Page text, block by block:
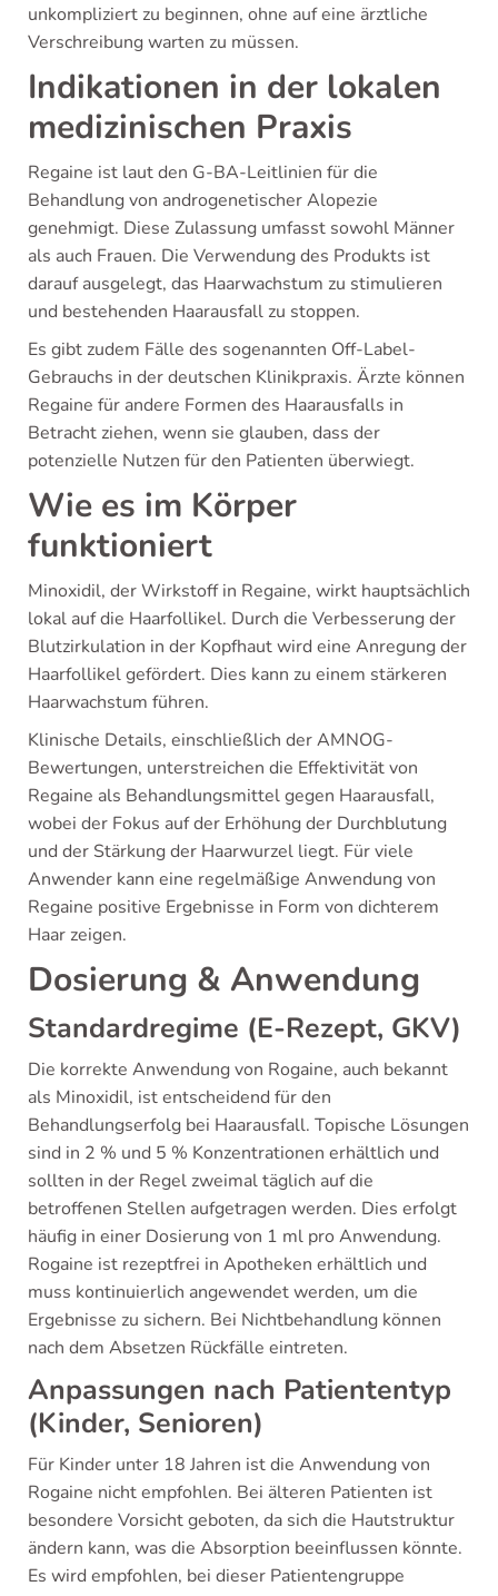
unkompliziert zu beginnen, ohne auf eine ärztliche
Verschreibung warten zu müssen.
Indikationen in der lokalen
medizinischen Praxis
Regaine ist laut den G-BA-Leitlinien für die
Behandlung von androgenetischer Alopezie
genehmigt. Diese Zulassung umfasst sowohl Männer
als auch Frauen. Die Verwendung des Produkts ist
darauf ausgelegt, das Haarwachstum zu stimulieren
und bestehenden Haarausfall zu stoppen.
Es gibt zudem Fälle des sogenannten Off-Label-
Gebrauchs in der deutschen Klinikpraxis. Ärzte können
Regaine für andere Formen des Haarausfalls in
Betracht ziehen, wenn sie glauben, dass der
potenzielle Nutzen für den Patienten überwiegt.
Wie es im Körper
funktioniert
Minoxidil, der Wirkstoff in Regaine, wirkt hauptsächlich
lokal auf die Haarfollikel. Durch die Verbesserung der
Blutzirkulation in der Kopfhaut wird eine Anregung der
Haarfollikel gefördert. Dies kann zu einem stärkeren
Haarwachstum führen.
Klinische Details, einschließlich der AMNOG-
Bewertungen, unterstreichen die Effektivität von
Regaine als Behandlungsmittel gegen Haarausfall,
wobei der Fokus auf der Erhöhung der Durchblutung
und der Stärkung der Haarwurzel liegt. Für viele
Anwender kann eine regelmäßige Anwendung von
Regaine positive Ergebnisse in Form von dichterem
Haar zeigen.
Dosierung & Anwendung
Standardregime (E-Rezept, GKV)
Die korrekte Anwendung von Rogaine, auch bekannt
als Minoxidil, ist entscheidend für den
Behandlungserfolg bei Haarausfall. Topische Lösungen
sind in 2 % und 5 % Konzentrationen erhältlich und
sollten in der Regel zweimal täglich auf die
betroffenen Stellen aufgetragen werden. Dies erfolgt
häufig in einer Dosierung von 1 ml pro Anwendung.
Rogaine ist rezeptfrei in Apotheken erhältlich und
muss kontinuierlich angewendet werden, um die
Ergebnisse zu sichern. Bei Nichtbehandlung können
nach dem Absetzen Rückfälle eintreten.
Anpassungen nach Patiententyp
(Kinder, Senioren)
Für Kinder unter 18 Jahren ist die Anwendung von
Rogaine nicht empfohlen. Bei älteren Patienten ist
besondere Vorsicht geboten, da sich die Hautstruktur
ändern kann, was die Absorption beeinflussen könnte.
Es wird empfohlen, bei dieser Patientengruppe